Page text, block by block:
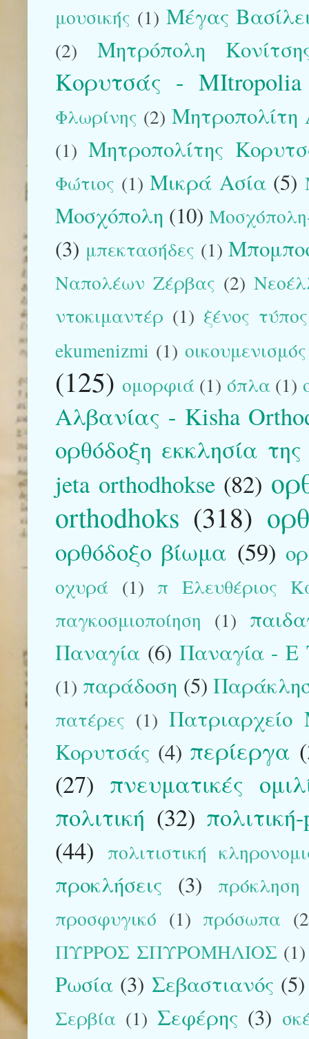
μουσικής (1) Μέγας
(2) Μητρόπολη
Κορυτσάς - MItropolia
Φλωρίνης (2) Μητροπολίτη
(1) Μητροπολίτης
Φώτιος (1) Μικρά Ασία (5)
Μοσχόπολη (10)
(3) μπεκτασήδες (1)
Ναπολέων Ζέρβας (2)
ντοκιμαντέρ (1) ξένος τύπος
ekumenizmi (1) οικουμενισμός
(125) ομορφιά (1) όπλα (1)
Αλβανίας - Kisha
ορθόδοξη εκκλησία
jeta orthodhokse (82)
orthodhoks (318)
ορθόδοξο βίωμα (59)
οχυρά (1) π Ελευθέριος
παγκοσμιοποίηση (1)
Παναγία (6) Παναγία - E
(1) παράδοση (5)
πατέρες (1) Πατριαρχείο
Κορυτσάς (4) περίεργα
(27) πνευματικές
πολιτική (32)
(44) πολιτιστική
προκλήσεις (3)
πρόκληση
προσφυγικό (1) πρόσωπα
ΠΥΡΡΟΣ ΣΠΥΡΟΜΗΛΙΟΣ (1)
Ρωσία (3) Σεβαστιανός (5)
Σερβία (1) Σεφέρης (3)